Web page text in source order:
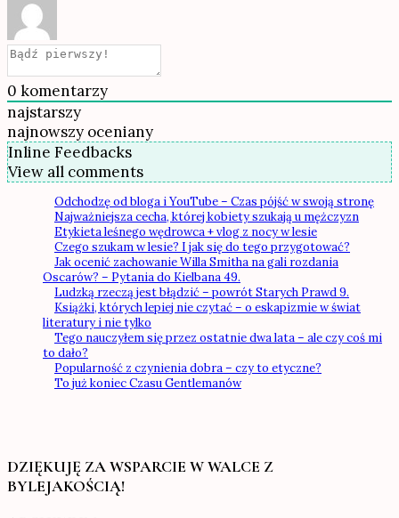
0 komentarzy
najstarszy
najnowszy oceniany
Inline Feedbacks
View all comments
Odchodzę od bloga i YouTube – Czas pójść w swoją stronę
Najważniejsza cecha, której kobiety szukają u mężczyzn
Etykieta leśnego wędrowca + vlog z nocy w lesie
Czego szukam w lesie? I jak się do tego przygotować?
Jak ocenić zachowanie Willa Smitha na gali rozdania
Oscarów? – Pytania do Kielbana 49.
Ludzką rzeczą jest błądzić – powrót Starych Prawd 9.
Książki, których lepiej nie czytać – o eskapizmie w świat
literatury i nie tylko
Tego nauczyłem się przez ostatnie dwa lata – ale czy coś mi
to dało?
Popularność z czynienia dobra – czy to etyczne?
To już koniec Czasu Gentlemanów
DZIĘKUJĘ ZA WSPARCIE W WALCE Z
BYLEJAKOŚCIĄ!